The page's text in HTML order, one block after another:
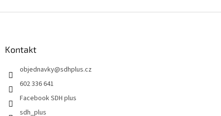
Kontakt
objednavky@sdhplus.cz
602 336 641
Facebook SDH plus
sdh_plus